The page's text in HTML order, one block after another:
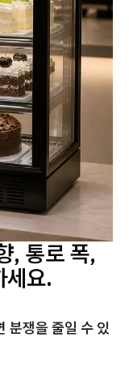
, 통로 폭,
세요.
분쟁을 줄일 수 있